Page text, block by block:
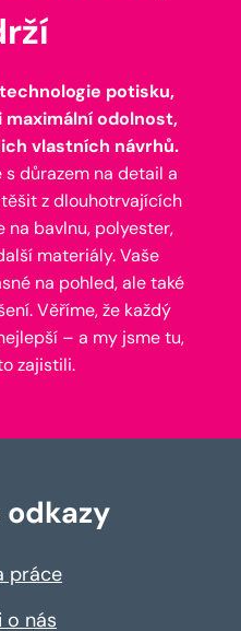
potisku,
odolnost,
vlastních návrhů.
důrazem na detail a
z dlouhotrvajících
na bavlnu, polyester,
materiály. Vaše
na pohled, ale také
Věříme, že každý
– a my jsme tu,
zajistili.
práce
o nás